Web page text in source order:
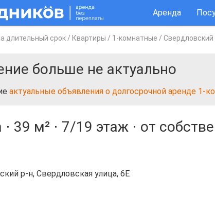
Аренда
длительный срок / Квартиры / 1-комнатные / Свердловский
больше не актуально
актуальные объявления о долгосрочной аренде 1-
39 м² ⋅ 7/19 этаж ⋅ от
р-н, Свердловская улица, 6Е